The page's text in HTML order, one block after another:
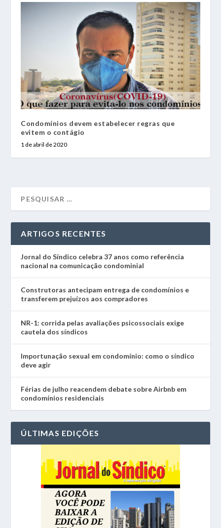
Condomínios devem estabelecer regras que
evitem o contágio
1 de abril de 2020
ARTIGOS RECENTES
Jornal do Síndico celebra 37 anos como referência
nacional na comunicação condominial
Construtoras antecipam entrega de condomínios e
transferem prejuízos aos compradores
NR-1: corrida pelas avaliações psicossociais exige
cautela dos síndicos
Importunação sexual em condomínio: como o síndico
deve agir
Férias de julho reacendem debate sobre Airbnb em
condomínios residenciais
ÚLTIMAS EDIÇÕES